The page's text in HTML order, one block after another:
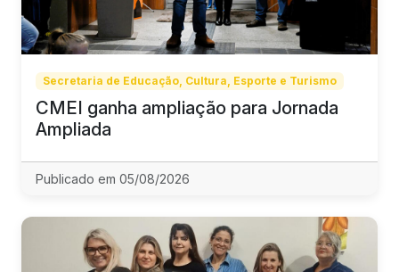
Secretaria de Educação, Cultura, Esporte e Turismo
CMEI ganha ampliação para Jornada
Ampliada
Publicado em 05/08/2026